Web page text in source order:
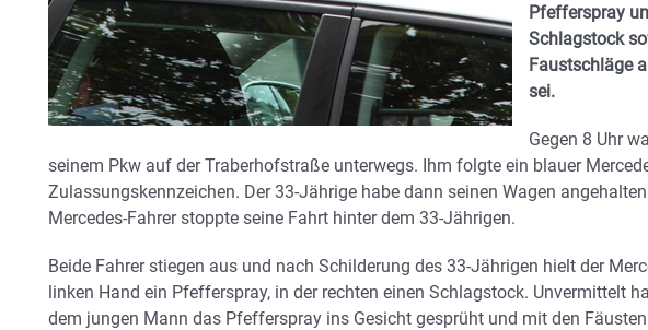
Pfefferspray
Schlagstock
Faustschläge
sei.
Gegen 8 Uhr
seinem Pkw auf der Traberhofstraße unterwegs. Ihm folgte ein blauer
Zulassungskennzeichen. Der 33-Jährige habe dann seinen Wagen
Mercedes-Fahrer stoppte seine Fahrt hinter dem 33-Jährigen.
Beide Fahrer stiegen aus und nach Schilderung des 33-Jährigen hielt der
linken Hand ein Pfefferspray, in der rechten einen Schlagstock. Unvermittelt
dem jungen Mann das Pfefferspray ins Gesicht gesprüht und mit den